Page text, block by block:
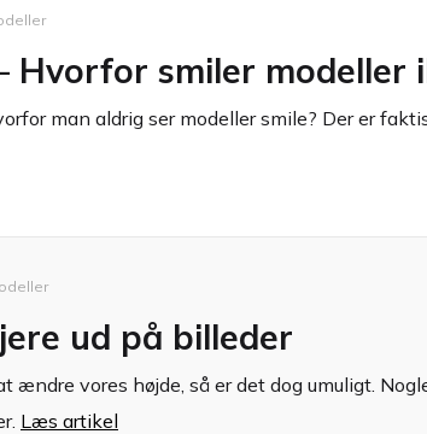
Hvorfor smiler modeller
man aldrig ser modeller smile? Der er
ud på billeder
ændre vores højde, så er det dog umuligt.
Læs artikel